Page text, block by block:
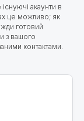
акаунти в
це можливо; як
готовий
з вашого
контактами.